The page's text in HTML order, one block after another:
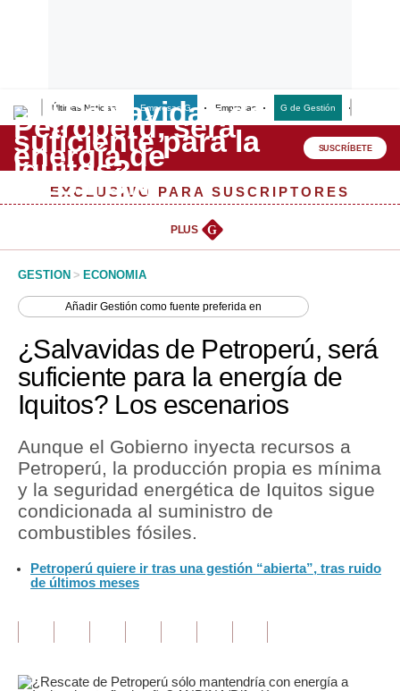
Últimas Noticias Empresas G Empresas G de Gestión
Lo último
Peru Quiosco
Management & Empleo
Perú
Política
Finanzas Personales
Inmobiliarias
Plus G
Opinión
Blogs
SUSCRÍBETE
EXCLUSIVO PARA SUSCRIPTORES
PLUS G
GESTION > ECONOMIA
AñadirGestión como fuente preferida en
¿Salvavidas de Petroperú, será
suficiente para la energía de
Iquitos? Los escenarios
Aunque el Gobierno inyecta recursos a
Petroperú, la producción propia es mínima
y la seguridad energética de Iquitos sigue
condicionada al suministro de
combustibles fósiles.
Petroperú quiere ir tras una gestión “abierta”, tras ruido
de últimos meses